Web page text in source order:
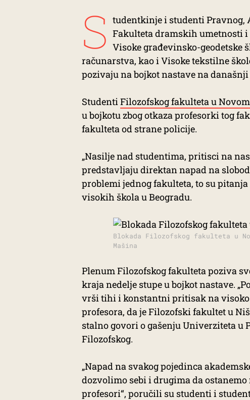
S tudentkinje i studenti Pravnog,
Fakulteta dramskih umetnosti
Visoke građevinsko-geodetske
računarstva, kao i Visoke tekstilne
pozivaju na bojkot nastave na današnji
StudentiFilozofskog fakulteta u
u bojkotu zbog otkaza profesorki tog
fakulteta od strane policije.
„Nasilje nad studentima, pritisci na
predstavljaju direktan napad na
problemi jednog fakulteta, to su
visokih škola u Beogradu.
Blokada Filozofskog fakulteta u
Mašina
Plenum Filozofskog fakulteta poziva
kraja nedelje stupe u bojkot nastave.
vrši tihi i konstantni pritisak na visoko
profesora, da je Filozofski fakultet u
stalno govori o gašenju Univerziteta
Filozofskog.
„Napad na svakog pojedinca
dozvolimo sebi i drugima da
profesori“, poručili su studenti i